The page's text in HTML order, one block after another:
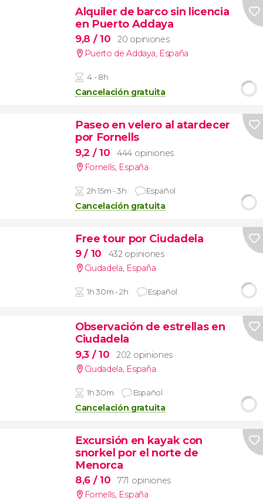
Alquiler de barco sin licencia
en Puerto Addaya
9,8 / 10
20 opiniones
Puerto de Addaya, España
4 - 8h
Cancelación gratuita
Paseo en velero al atardecer
por Fornells
9,2 / 10
444 opiniones
Fornells, España
2h 15m - 3h Español
Cancelación gratuita
Free tour por Ciudadela
9/ 10
432 opiniones
Ciudadela, España
1h 30m - 2h Español
Observación de estrellas en
Ciudadela
9,3 / 10
202 opiniones
Ciudadela, España
1h 30m Español
Cancelación gratuita
Excursión en kayak con
snorkel por el norte de
Menorca
8,6 / 10
771 opiniones
Fornells, España